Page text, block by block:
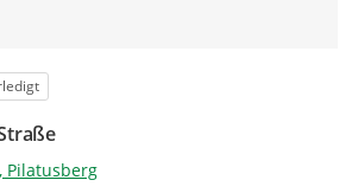
Äußerung
Pilatusberg